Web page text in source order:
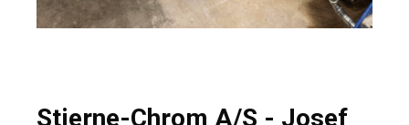
Stjerne-Chrom A/S - Josef